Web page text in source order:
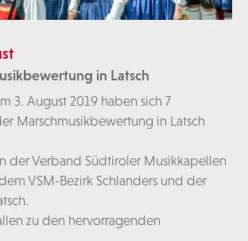
in Latsch
3. August 2019 haben sich 7
Marschmusikbewertung in Latsch
der Verband Südtiroler Musikkapellen
VSM-Bezirk Schlanders und der
zu den hervorragenden